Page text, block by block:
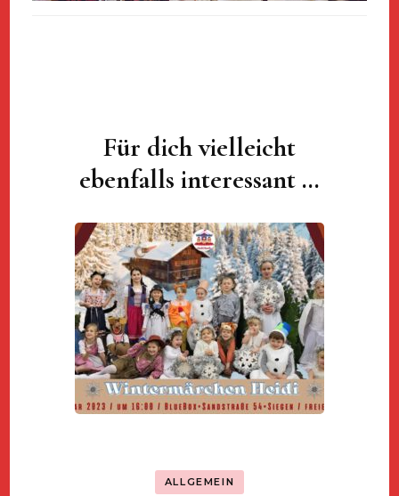
BeitragsnavigationFür dich vielleicht
ebenfalls interessant …
ALLGEMEIN